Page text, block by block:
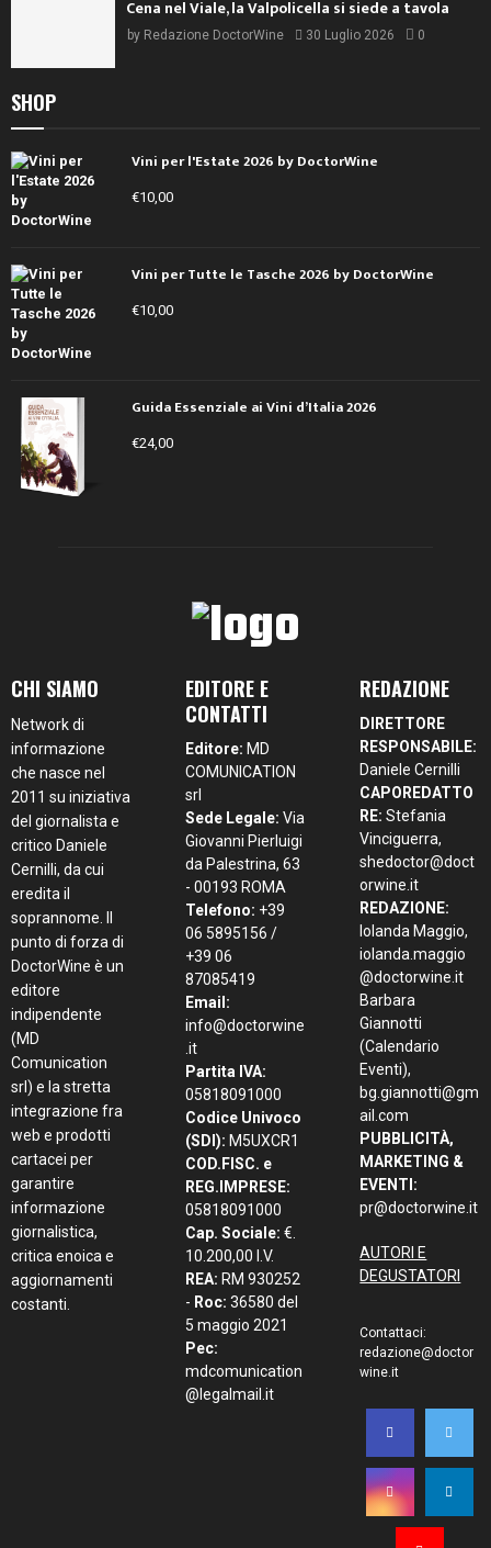
Cena nel Viale, la Valpolicella si siede a tavola
by Redazione DoctorWine 30 Luglio 2026 0
SHOP
Vini per l'Estate 2026 by DoctorWine
€10,00
Vini per Tutte le Tasche 2026 by DoctorWine
€10,00
Guida Essenziale ai Vini d’Italia 2026
€24,00
CHI SIAMO
Network di
informazione
che nasce nel
2011 su iniziativa
del giornalista e
critico Daniele
Cernilli, da cui
eredita il
soprannome. Il
punto di forza di
DoctorWine è un
editore
indipendente
(MD
Comunication
srl) e la stretta
integrazione fra
web e prodotti
cartacei per
garantire
informazione
giornalistica,
critica enoica e
aggiornamenti
costanti.
EDITORE E
CONTATTI
Editore: MD
COMUNICATION
srl
Sede Legale: Via
Giovanni Pierluigi
da Palestrina, 63
- 00193 ROMA
Telefono: +39
06 5895156 /
+39 06
87085419
Email:
info@doctorwine
.it
Partita IVA:
05818091000
Codice Univoco
(SDI): M5UXCR1
COD.FISC. e
REG.IMPRESE:
05818091000
Cap. Sociale: €.
10.200,00 I.V.
REA: RM 930252
- Roc: 36580 del
5 maggio 2021
Pec:
mdcomunication
@legalmail.it
REDAZIONE
DIRETTORE
RESPONSABILE:
Daniele Cernilli
CAPOREDATTO
RE: Stefania
Vinciguerra,
shedoctor@doct
orwine.it
REDAZIONE:
Iolanda Maggio,
iolanda.maggio
@doctorwine.it
Barbara
Giannotti
(Calendario
Eventi),
bg.giannotti@gm
ail.com
PUBBLICITÀ,
MARKETING &
EVENTI:
pr@doctorwine.it
AUTORI E
DEGUSTATORI
Contattaci:
redazione@doctor
wine.it